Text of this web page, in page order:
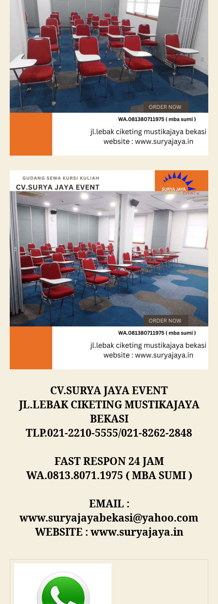
CV.SURYA JAYA EVENT
JL.LEBAK CIKETING MUSTIKAJAYA
BEKASI
TLP.021-2210-5555/021-8262-2848
FAST RESPON 24 JAM
WA.0813.8071.1975 ( MBA SUMI )
EMAIL :
www.suryajayabekasi@yahoo.com
WEBSITE : www.suryajaya.in